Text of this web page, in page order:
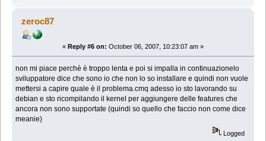
zeroc87
« Reply #6 on: October 06, 2007, 10:23:07 am »
non mi piace perchè è troppo lenta e poi si impalla in continuazionelo
sviluppatore dice che sono io che non lo so installare e quindi non vuole
mettersi a capire quale è il problema.cmq adesso io sto lavorando su
debian e sto ricompilando il kernel per aggiungere delle features che
ancora non sono supportate (quindi so quello che faccio non come dice
meanie)
Logged